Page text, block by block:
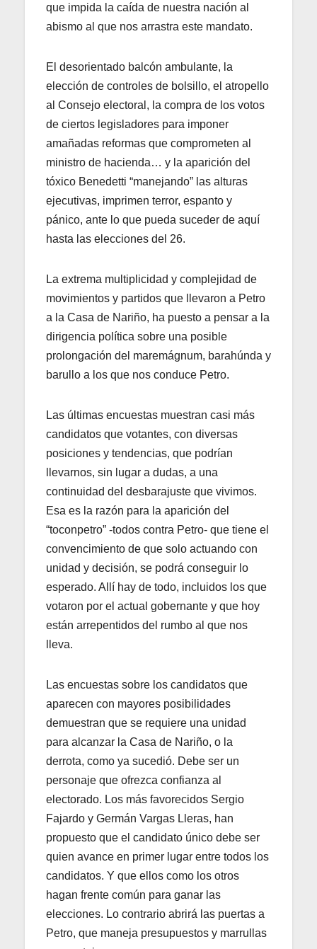
que impida la caída de nuestra nación al
abismo al que nos arrastra este mandato.
El desorientado balcón ambulante, la
elección de controles de bolsillo, el atropello
al Consejo electoral, la compra de los votos
de ciertos legisladores para imponer
amañadas reformas que comprometen al
ministro de hacienda… y la aparición del
tóxico Benedetti “manejando” las alturas
ejecutivas, imprimen terror, espanto y
pánico, ante lo que pueda suceder de aquí
hasta las elecciones del 26.
La extrema multiplicidad y complejidad de
movimientos y partidos que llevaron a Petro
a la Casa de Nariño, ha puesto a pensar a la
dirigencia política sobre una posible
prolongación del maremágnum, barahúnda y
barullo a los que nos conduce Petro.
Las últimas encuestas muestran casi más
candidatos que votantes, con diversas
posiciones y tendencias, que podrían
llevarnos, sin lugar a dudas, a una
continuidad del desbarajuste que vivimos.
Esa es la razón para la aparición del
“toconpetro” -todos contra Petro- que tiene el
convencimiento de que solo actuando con
unidad y decisión, se podrá conseguir lo
esperado. Allí hay de todo, incluidos los que
votaron por el actual gobernante y que hoy
están arrepentidos del rumbo al que nos
lleva.
Las encuestas sobre los candidatos que
aparecen con mayores posibilidades
demuestran que se requiere una unidad
para alcanzar la Casa de Nariño, o la
derrota, como ya sucedió. Debe ser un
personaje que ofrezca confianza al
electorado. Los más favorecidos Sergio
Fajardo y Germán Vargas Lleras, han
propuesto que el candidato único debe ser
quien avance en primer lugar entre todos los
candidatos. Y que ellos como los otros
hagan frente común para ganar las
elecciones. Lo contrario abrirá las puertas a
Petro, que maneja presupuestos y marrullas